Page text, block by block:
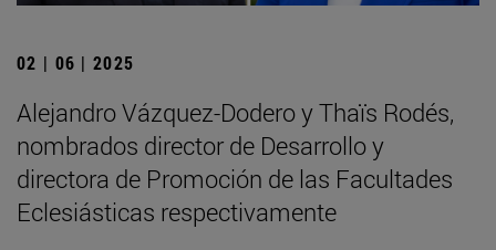
02 | 06 | 2025
Alejandro Vázquez-Dodero y Thaïs Rodés,
nombrados director de Desarrollo y
directora de Promoción de las Facultades
Eclesiásticas respectivamente